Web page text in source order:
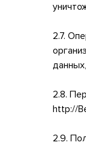
2.7.
2.8.
http://
2.9.